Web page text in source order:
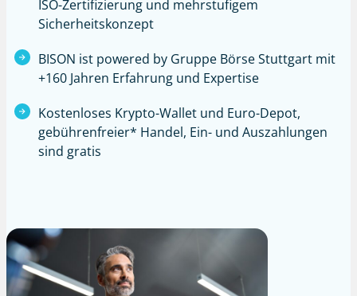
ISO-Zertifizierung und mehrstufigem
Sicherheitskonzept
BISON ist powered by Gruppe Börse Stuttgart mit
+160 Jahren Erfahrung und Expertise
Kostenloses Krypto-Wallet und Euro-Depot,
gebührenfreier* Handel, Ein- und Auszahlungen
sind gratis